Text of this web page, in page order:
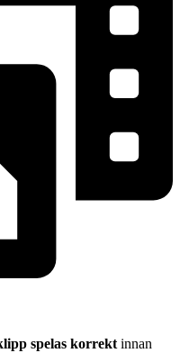
spelas korrekt innan